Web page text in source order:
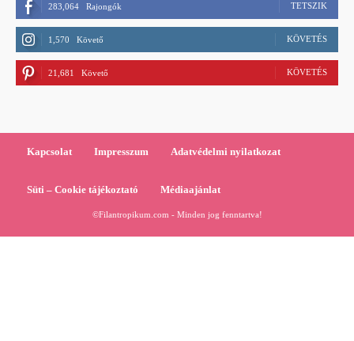
283,064 Rajongók TETSZIK
1,570 Követő KÖVETÉS
21,681 Követő KÖVETÉS
Kapcsolat Impresszum Adatvédelmi nyilatkozat
Süti – Cookie tájékoztató Médiaajánlat
©Filantropikum.com - Minden jog fenntartva!